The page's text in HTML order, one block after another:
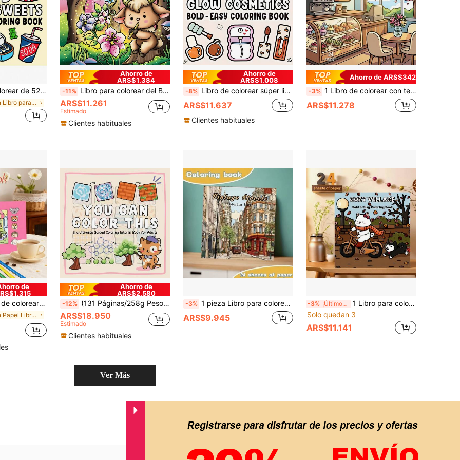
ideal para el regreso a la escuela en Wyoming, adecuado para adultos y niños, niños y niñas
en Libro para colorear para niños Libros para colo
Ahorro de
ARS$1.384
-11% Libro para colorear del Bosque Secreto para adultos y niños, diseños grandes minimalistas y fáciles de colorear para ayudarte a relajarte, incluye patrones lindos y cómodos (fáciles de colorear), páginas para colorear para aliviar el estrés y la ansiedad, regalo del Día de la Madre, útiles escolares
ARS$11.261
Estimado
Clientes habituales
Ahorro de
ARS$1.008
-8% Libro de colorear súper lindo y juguetón, patrones de estilo chic adorable: perfume, espejo, botas y velas. Líneas gruesas fáciles de colorear, adecuado para todas las edades. 24 páginas de tonos de color macaron relajantes, viene con pegatinas. Regalo de alivio del estrés para amantes de la estética rosa.
ARS$11.637
Clientes habituales
Ahorro de ARS$342
-3% 1 Libro de colorear con temática de tienda de primavera, páginas de colorear cálidas y lindas, interior de tienda de temporada, estilo de diseño, entrenamiento de enfoque, libro de dibujo para niños, regalo perfecto para familia, niños y amigos, adecuado para Halloween, Acción de Gracias, San Valentín, Navidad, reuniones de Año Nuevo, regalos de cumpleaños, puede aliviar el estrés, liberar emociones y aliviar la ansiedad.
ARS$11.278
de
del estrés y ocio, regalo de artesanía artística divertido, adecuado para entusiastas del coloreado y amantes de la curación solitaria
en Papel Libros para colorear
Ahorro de
ARS$2.580
-12% (131 Páginas/258g Peso real) "Puedes colorear: La guía definitiva para colorear para adultos - Instrucciones paso a paso y lecciones de sombreado, mezcla y creación de patrones"
ARS$18.950
Estimado
Clientes habituales
-3% 1 pieza Libro para colorear para adultos de 20 x 20 cm, 24 páginas, diseñado para adultos, libro de colorear para adultos, regalo perfecto para el Día de Acción de Gracias, el Día de la Madre, el Día de San Valentín
ARS$9.945
-3% ¡Últimos 3 días
1 Libro para colorear de aldea cómoda, 200mm X 200mm (7.9 pulgadas X 7.9 pulgadas), con animales lindos en escenas de vida cálidas, acogedoras y felices, 24 páginas de papel grueso, líneas gruesas para colorear fácilmente, adecuado para Halloween, Acción de Gracias, Pascua, Regreso a la escuela, Año Nuevo, Navidad y otras reuniones festivas, puede reducir el estrés y aliviar la ansiedad
Solo quedan 3
ARS$11.141
Ver Más